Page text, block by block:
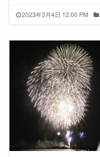
2023年3月4日 12:00 PM